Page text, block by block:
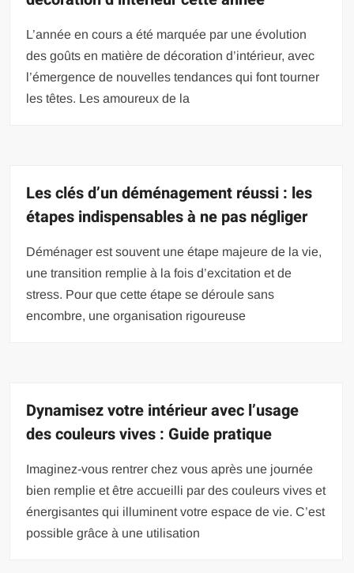
L’année en cours a été marquée par une évolution
des goûts en matière de décoration d’intérieur, avec
l’émergence de nouvelles tendances qui font tourner
les têtes. Les amoureux de la
Les clés d’un déménagement réussi : les
étapes indispensables à ne pas négliger
Déménager est souvent une étape majeure de la vie,
une transition remplie à la fois d’excitation et de
stress. Pour que cette étape se déroule sans
encombre, une organisation rigoureuse
Dynamisez votre intérieur avec l’usage
des couleurs vives : Guide pratique
Imaginez-vous rentrer chez vous après une journée
bien remplie et être accueilli par des couleurs vives et
énergisantes qui illuminent votre espace de vie. C’est
possible grâce à une utilisation